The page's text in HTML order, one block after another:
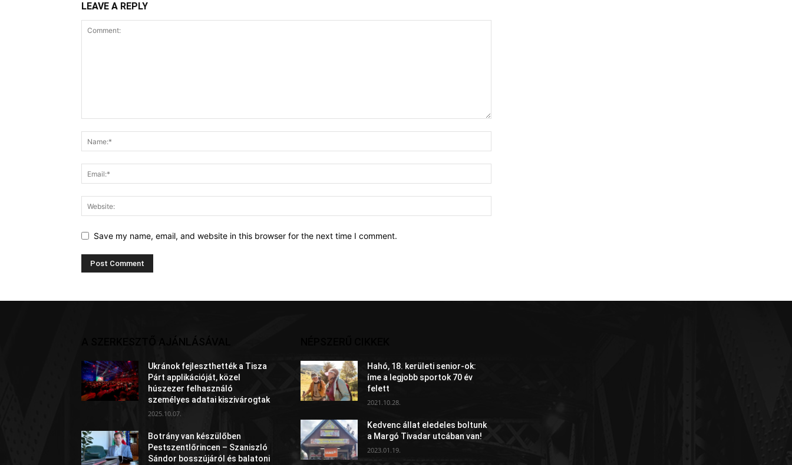
LEAVE A REPLY
Save my name, email, and website in this browser for the next time I comment.
A SZERKESZTŐ AJÁNLÁSÁVAL
Ukránok fejleszthették a Tisza
Párt applikációját, közel
húszezer felhasználó
személyes adatai kiszivárogtak
2025.10.07.
Botrány van készülőben
Pestszentlőrincen – Szaniszló
Sándor bosszújáról és balatoni
Hahó, 18. kerületi senior-ok:
íme a legjobb sportok 70 év
felett
2021.10.28.
Kedvenc állat eledeles boltunk
a Margó Tivadar utcában van!
2023.01.19.